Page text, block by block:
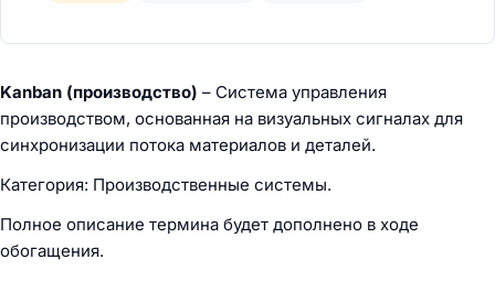
Kanban (производство) – Система управления
производством, основанная на визуальных сигналах для
синхронизации потока материалов и деталей.
Категория: Производственные системы.
Полное описание термина будет дополнено в ходе
обогащения.